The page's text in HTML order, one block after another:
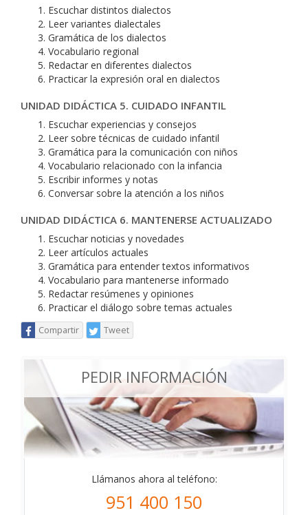
Escuchar distintos dialectos
Leer variantes dialectales
Gramática de los dialectos
Vocabulario regional
Redactar en diferentes dialectos
Practicar la expresión oral en dialectos
UNIDAD DIDÁCTICA 5. CUIDADO INFANTIL
Escuchar experiencias y consejos
Leer sobre técnicas de cuidado infantil
Gramática para la comunicación con niños
Vocabulario relacionado con la infancia
Escribir informes y notas
Conversar sobre la atención a los niños
UNIDAD DIDÁCTICA 6. MANTENERSE ACTUALIZADO
Escuchar noticias y novedades
Leer artículos actuales
Gramática para entender textos informativos
Vocabulario para mantenerse informado
Redactar resúmenes y opiniones
Practicar el diálogo sobre temas actuales
Compartir Tweet
PEDIR INFORMACIÓN
Llámanos ahora al teléfono:
951 400 150